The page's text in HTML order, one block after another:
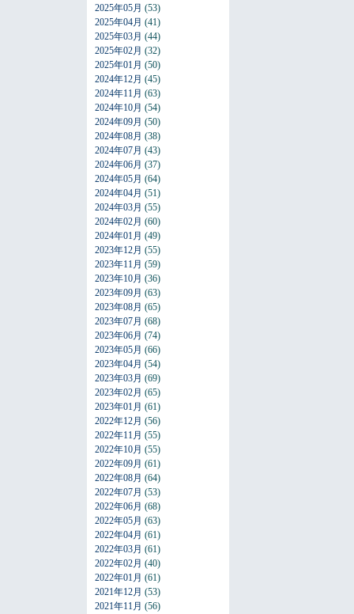
2025年05月 (53)
2025年04月 (41)
2025年03月 (44)
2025年02月 (32)
2025年01月 (50)
2024年12月 (45)
2024年11月 (63)
2024年10月 (54)
2024年09月 (50)
2024年08月 (38)
2024年07月 (43)
2024年06月 (37)
2024年05月 (64)
2024年04月 (51)
2024年03月 (55)
2024年02月 (60)
2024年01月 (49)
2023年12月 (55)
2023年11月 (59)
2023年10月 (36)
2023年09月 (63)
2023年08月 (65)
2023年07月 (68)
2023年06月 (74)
2023年05月 (66)
2023年04月 (54)
2023年03月 (69)
2023年02月 (65)
2023年01月 (61)
2022年12月 (56)
2022年11月 (55)
2022年10月 (55)
2022年09月 (61)
2022年08月 (64)
2022年07月 (53)
2022年06月 (68)
2022年05月 (63)
2022年04月 (61)
2022年03月 (61)
2022年02月 (40)
2022年01月 (61)
2021年12月 (53)
2021年11月 (56)